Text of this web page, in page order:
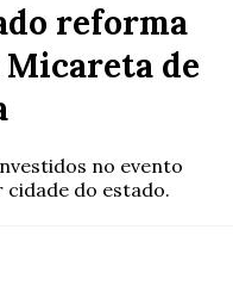
reforma
de
no evento
do estado.